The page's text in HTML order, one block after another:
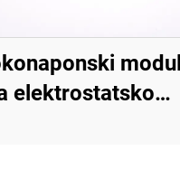
modul
elektrostatsko